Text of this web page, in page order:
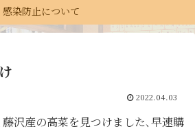
感染防止について
2022.04.03
沢産の高菜を見つけました､早速購